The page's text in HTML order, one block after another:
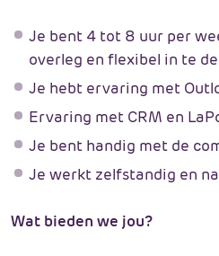
Je bent 4 tot 8 uur per
overleg en flexibel in te
Je hebt ervaring met
Ervaring met CRM en
Je bent handig met de
Je werkt zelfstandig en
Wat bieden we jou?